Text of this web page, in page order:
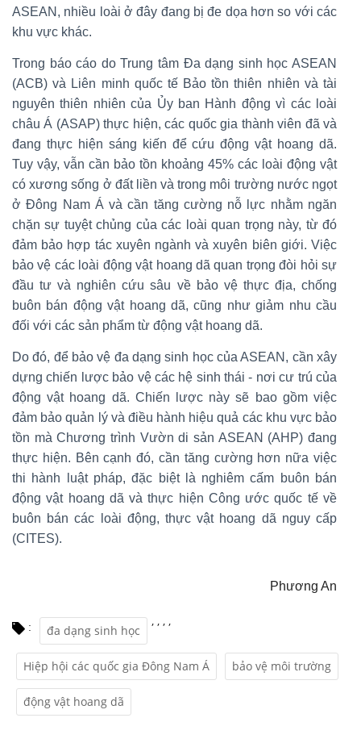
ASEAN, nhiều loài ở đây đang bị đe dọa hơn so với các
khu vực khác.
Trong báo cáo do Trung tâm Đa dạng sinh học ASEAN
(ACB) và Liên minh quốc tế Bảo tồn thiên nhiên và tài
nguyên thiên nhiên của Ủy ban Hành động vì các loài
châu Á (ASAP) thực hiện, các quốc gia thành viên đã và
đang thực hiện sáng kiến để cứu động vật hoang dã.
Tuy vậy, vẫn cần bảo tồn khoảng 45% các loài động vật
có xương sống ở đất liền và trong môi trường nước ngọt
ở Đông Nam Á và cần tăng cường nỗ lực nhằm ngăn
chặn sự tuyệt chủng của các loài quan trọng này, từ đó
đảm bảo hợp tác xuyên ngành và xuyên biên giới. Việc
bảo vệ các loài động vật hoang dã quan trọng đòi hỏi sự
đầu tư và nghiên cứu sâu về bảo vệ thực địa, chống
buôn bán động vật hoang dã, cũng như giảm nhu cầu
đối với các sản phẩm từ động vật hoang dã.
Do đó, để bảo vệ đa dạng sinh học của ASEAN, cần xây
dựng chiến lược bảo vệ các hệ sinh thái - nơi cư trú của
động vật hoang dã. Chiến lược này sẽ bao gồm việc
đảm bảo quản lý và điều hành hiệu quả các khu vực bảo
tồn mà Chương trình Vườn di sản ASEAN (AHP) đang
thực hiện. Bên cạnh đó, cần tăng cường hơn nữa việc
thi hành luật pháp, đặc biệt là nghiêm cấm buôn bán
động vật hoang dã và thực hiện Công ước quốc tế về
buôn bán các loài động, thực vật hoang dã nguy cấp
(CITES).
Phương An
: đa dạng sinh học
,
Hiệp hội các quốc gia Đông Nam Á
,
bảo vệ môi trường
,
động vật hoang dã
,